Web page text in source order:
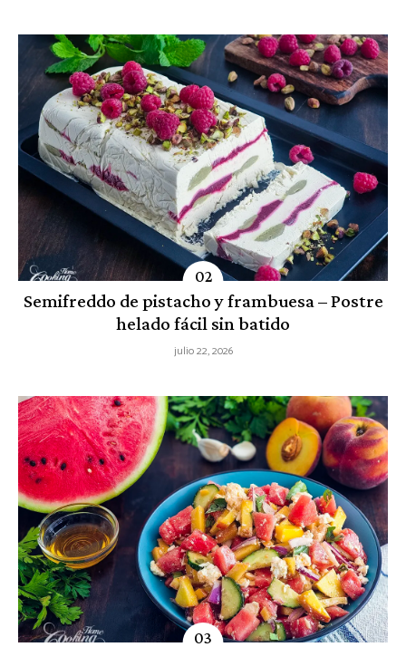
Semifreddo de pistacho y frambuesa – Postre
helado fácil sin batido
julio 22, 2026